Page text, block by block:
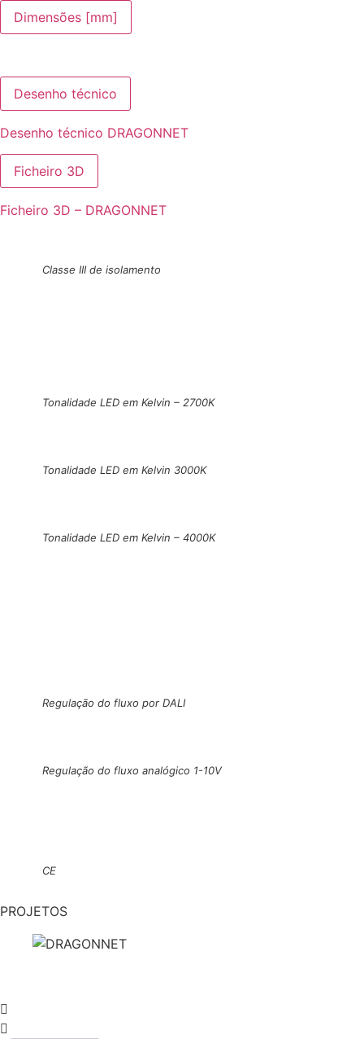
Dimensões [mm]
Desenho técnico
Desenho técnico DRAGONNET
Ficheiro 3D
Ficheiro 3D – DRAGONNET
Classe III de isolamento
Tonalidade LED em Kelvin – 2700K
Tonalidade LED em Kelvin 3000K
Tonalidade LED em Kelvin – 4000K
Regulação do fluxo por DALI
Regulação do fluxo analógico 1-10V
CE
PROJETOS